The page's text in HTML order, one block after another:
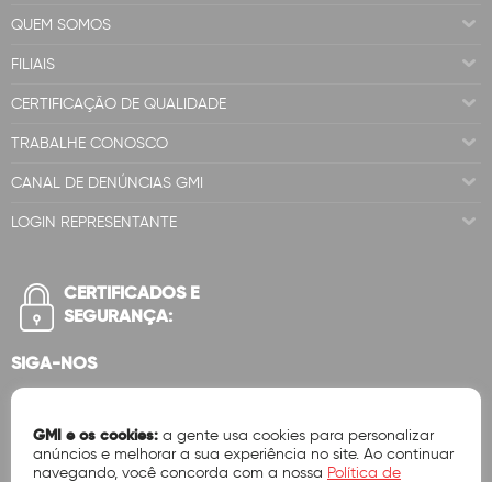
QUEM SOMOS
FILIAIS
CERTIFICAÇÃO DE QUALIDADE
TRABALHE CONOSCO
CANAL DE DENÚNCIAS GMI
LOGIN REPRESENTANTE
CERTIFICADOS E
SEGURANÇA:
SIGA-NOS
GMI e os cookies: a gente usa cookies para personalizar
anúncios e melhorar a sua experiência no site. Ao continuar
navegando, você concorda com a nossa Política de